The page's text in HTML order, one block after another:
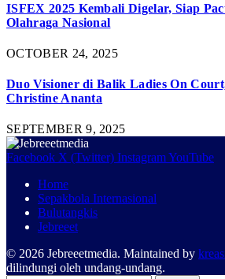
ISFEX 2025 Kembali Digelar, Siap
Olahraga Nasional
OCTOBER 24, 2025
Duo Visioner di Balik Ladies On
Christine Ananta
SEPTEMBER 9, 2025
Facebook X (Twitter) InstagramYouTube
Home
Sepakbola Internasional
Bulutangkis
Jebreeet
© 2026 Jebreeetmedia. Maintained by
dilindungi oleh undang-undang.